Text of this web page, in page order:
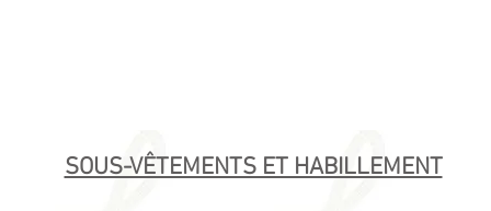
SOUS-VÊTEMENTS ET HABILLEMENT